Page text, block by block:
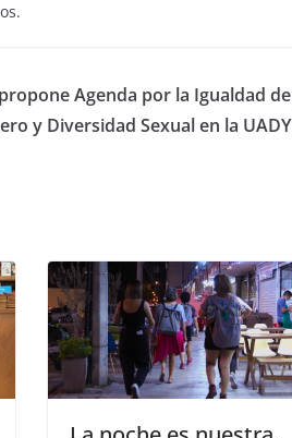
Agenda por la Igualdad de
y Diversidad Sexual en la UADY